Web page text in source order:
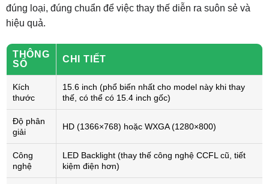
đúng loại, đúng chuẩn để việc thay thế diễn ra suôn sẻ và
hiệu quả.
THÔNG
SỐ
CHI TIẾT
Kích
thước
15.6 inch (phổ biến nhất cho model này khi thay
thế, có thể có 15.4 inch gốc)
Độ phân
giải
HD (1366×768) hoặc WXGA (1280×800)
Công
nghệ
LED Backlight (thay thế công nghệ CCFL cũ, tiết
kiệm điện hơn)